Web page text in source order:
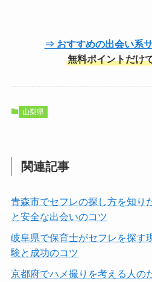
⇒ おすすめの出会い系
無料ポイントだけ
山梨県
関連記事
青森市でセフレの探し方を知り
と安全な出会いのコツ
岐阜県で保育士がセフレを探す
験と成功のコツ
京都府でハメ撮りを考える人の